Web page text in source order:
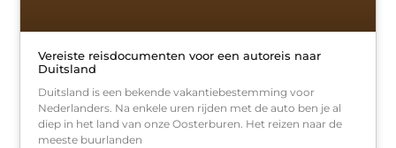
Vereiste reisdocumenten voor een autoreis naar
Duitsland
Duitsland is een bekende vakantiebestemming voor
Nederlanders. Na enkele uren rijden met de auto ben je al
diep in het land van onze Oosterburen. Het reizen naar de
meeste buurlanden